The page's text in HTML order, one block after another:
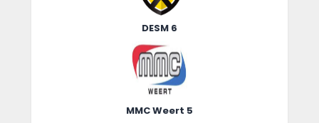
EvenementenDESM 6
MMC Weert 5